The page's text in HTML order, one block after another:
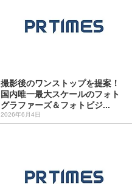
撮影後のワンストップを提案！
国内唯一最大スケールのフォト
グラファーズ＆フォトビジ...
2026年6月4日